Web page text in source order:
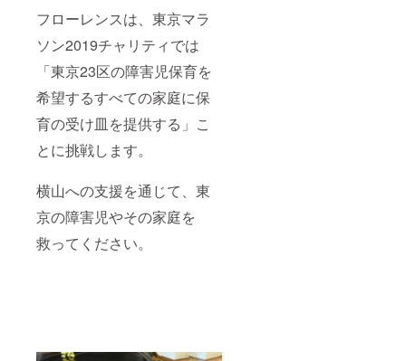
フローレンスは、東京マラ
ソン2019チャリティでは
「東京23区の障害児保育を
希望するすべての家庭に保
育の受け皿を提供する」こ
とに挑戦します。
横山への支援を通じて、東
京の障害児やその家庭を
救ってください。